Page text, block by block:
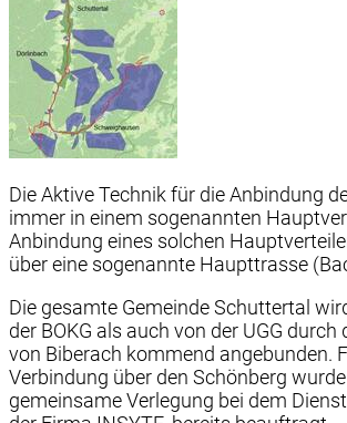
Die Aktive Technik für die Anbindung
immer in einem sogenannten
Anbindung eines solchen
über eine sogenannte Haupttrasse
Die gesamte Gemeinde Schuttertal
der BOKG als auch von der UGG
von Biberach kommend angebunden.
Verbindung über den Schönberg
gemeinsame Verlegung bei dem